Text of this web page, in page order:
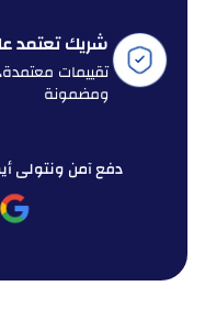
شريك تعتمد
تقييمات
ومضمونة
دفع آمن ونتولى